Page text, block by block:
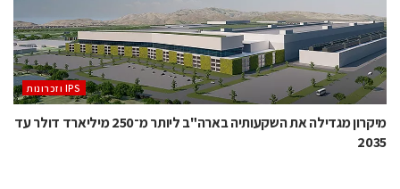
מיקרון מגדילה את השקעותיה בארה"ב ליותר מ־250 מיליארד דולר עד
2035